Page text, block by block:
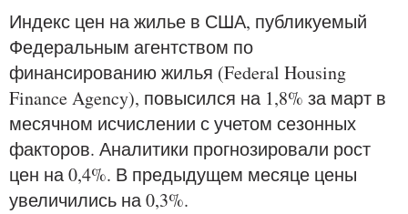
Индекс цен на жилье в США, публикуемый
Федеральным агентством по
финансированию жилья (Federal Housing
Finance Agency), повысился на 1,8% за март в
месячном исчислении с учетом сезонных
факторов. Аналитики прогнозировали рост
цен на 0,4%. В предыдущем месяце цены
увеличились на 0,3%.